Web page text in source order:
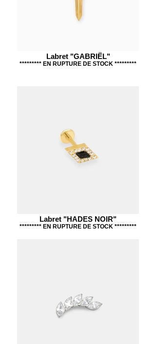
Labret "GABRIËL"
********* EN RUPTURE DE STOCK *********
Labret "HADES NOIR"
********* EN RUPTURE DE STOCK *********